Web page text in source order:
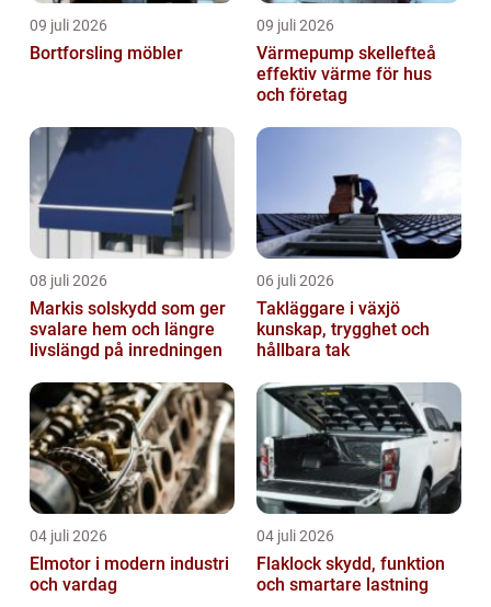
09 juli 2026
Bortforsling möbler
09 juli 2026
Värmepump skellefteå
effektiv värme för hus
och företag
08 juli 2026
Markis solskydd som ger
svalare hem och längre
livslängd på inredningen
06 juli 2026
Takläggare i växjö
kunskap, trygghet och
hållbara tak
04 juli 2026
Elmotor i modern industri
och vardag
04 juli 2026
Flaklock skydd, funktion
och smartare lastning